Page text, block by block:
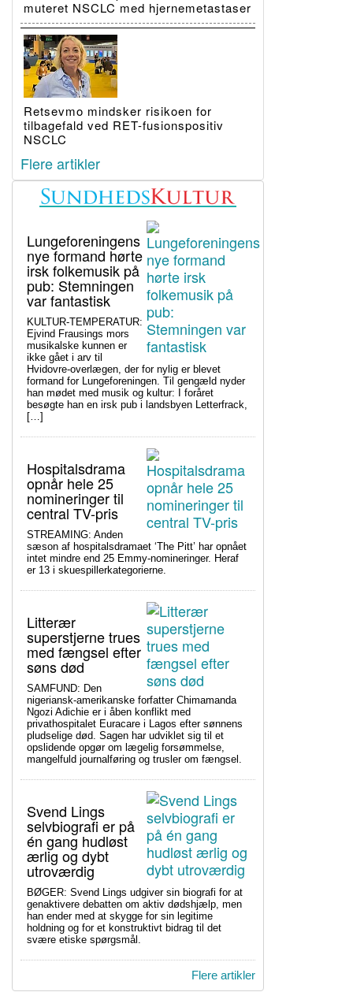
muteret NSCLC med hjernemetastaser
Retsevmo mindsker risikoen for
tilbagefald ved RET-fusionspositiv
NSCLC
Flere artikler
Lungeforeningens
nye formand hørte
irsk folkemusik på
pub: Stemningen
var fantastisk
KULTUR-TEMPERATUR:
Ejvind Frausings mors
musikalske kunnen er
ikke gået i arv til
Hvidovre-overlægen, der for nylig er blevet
formand for Lungeforeningen. Til gengæld nyder
han mødet med musik og kultur: I foråret
besøgte han en irsk pub i landsbyen Letterfrack,
[…]
Hospitalsdrama
opnår hele 25
nomineringer til
central TV-pris
STREAMING: Anden
sæson af hospitalsdramaet ‘The Pitt’ har opnået
intet mindre end 25 Emmy-nomineringer. Heraf
er 13 i skuespillerkategorierne.
Litterær
superstjerne trues
med fængsel efter
søns død
SAMFUND: Den
nigeriansk-amerikanske forfatter Chimamanda
Ngozi Adichie er i åben konflikt med
privathospitalet Euracare i Lagos efter sønnens
pludselige død. Sagen har udviklet sig til et
opslidende opgør om lægelig forsømmelse,
mangelfuld journalføring og trusler om fængsel.
Svend Lings
selvbiografi er på
én gang hudløst
ærlig og dybt
utroværdig
BØGER: Svend Lings udgiver sin biografi for at
genaktivere debatten om aktiv dødshjælp, men
han ender med at skygge for sin legitime
holdning og for et konstruktivt bidrag til det
svære etiske spørgsmål.
Flere artikler